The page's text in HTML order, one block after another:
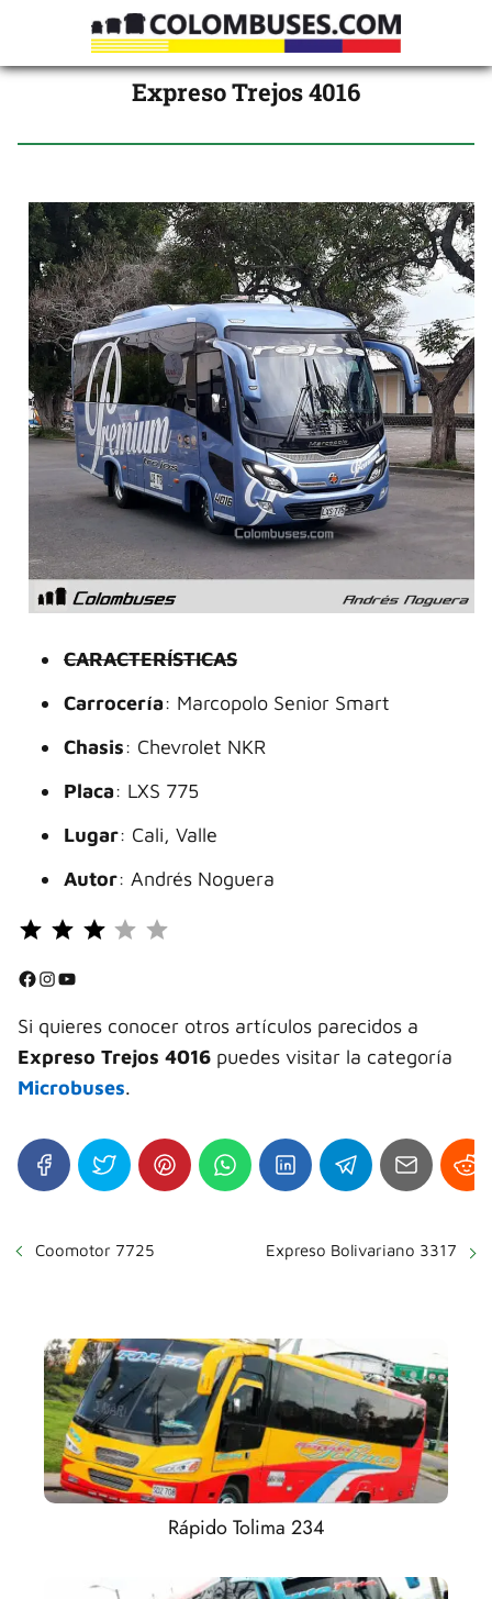
Expreso Trejos 4016
CARACTERÍSTICAS
Carrocería: Marcopolo Senior Smart
Chasis: Chevrolet NKR
Placa: LXS 775
Lugar: Cali, Valle
Autor: Andrés Noguera
⭐
⭐
Facebook InstagramYouTube
Si quieres conocer otros artículos parecidos a
Expreso Trejos 4016 puedes visitar la categoría
Microbuses.
Coomotor 7725 Expreso Bolivariano 3317
Rápido Tolima 234